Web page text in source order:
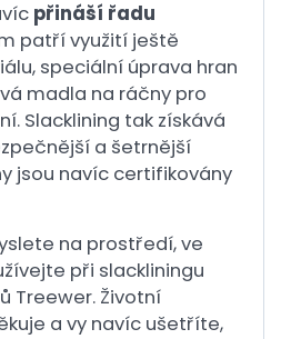
přináší řadu
patří využití ještě
speciální úprava hran
madla na ráčny pro
Slacklining tak získává
a šetrnější
jsou navíc certifikovány
na prostředí, ve
při slackliningu
Treewer. Životní
a vy navíc ušetříte,